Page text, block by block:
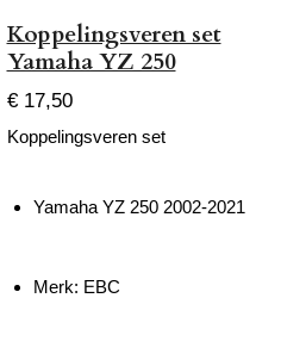
Koppelingsveren set
Yamaha YZ 250
€ 17,50
Koppelingsveren set
Yamaha YZ 250 2002-2021
Merk: EBC